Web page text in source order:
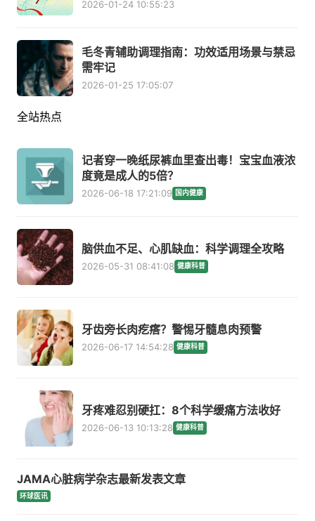
2026-01-24 10:55:23
毛冬青辅助调理指南：功效适用场景与禁忌
需牢记
2026-01-25 17:05:07
全站热点
记者穿一晚纸尿裤血里查出毒！宝宝血液浓
度竟是成人的5倍？
2026-06-18 17:21:09 国内健康
脑供血不足、心肌缺血：科学调理全攻略
2026-05-31 08:41:08 健康科普
牙齿旁长肉疙瘩？警惕牙髓息肉预警
2026-06-17 14:54:28 健康科普
牙疼难忍别硬扛：8个科学缓痛方法收好
2026-06-13 10:13:28 健康科普
JAMA心脏病学杂志最新发表文章
环球医讯